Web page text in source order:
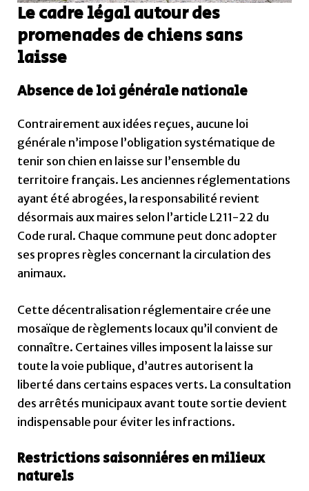
Le cadre légal autour des
promenades de chiens sans
laisse
Absence de loi générale nationale
Contrairement aux idées reçues, aucune loi
générale n’impose l’obligation systématique de
tenir son chien en laisse sur l’ensemble du
territoire français. Les anciennes réglementations
ayant été abrogées, la responsabilité revient
désormais aux maires selon l’article L211-22 du
Code rural. Chaque commune peut donc adopter
ses propres règles concernant la circulation des
animaux.
Cette décentralisation réglementaire crée une
mosaïque de règlements locaux qu’il convient de
connaître. Certaines villes imposent la laisse sur
toute la voie publique, d’autres autorisent la
liberté dans certains espaces verts. La consultation
des arrêtés municipaux avant toute sortie devient
indispensable pour éviter les infractions.
Restrictions saisonnières en milieux
naturels